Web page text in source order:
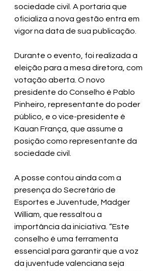
sociedade civil. A portaria que
oficializa a nova gestão entra em
vigor na data de sua publicação.
Durante o evento, foi realizada a
eleição para a mesa diretora, com
votação aberta. O novo
presidente do Conselho é Pablo
Pinheiro, representante do poder
público, e o vice-presidente é
Kauan França, que assume a
posição como representante da
sociedade civil.
A posse contou ainda com a
presença do Secretário de
Esportes e Juventude, Madger
William, que ressaltou a
importância da iniciativa. “Este
conselho é uma ferramenta
essencial para garantir que a voz
da juventude valenciana seja